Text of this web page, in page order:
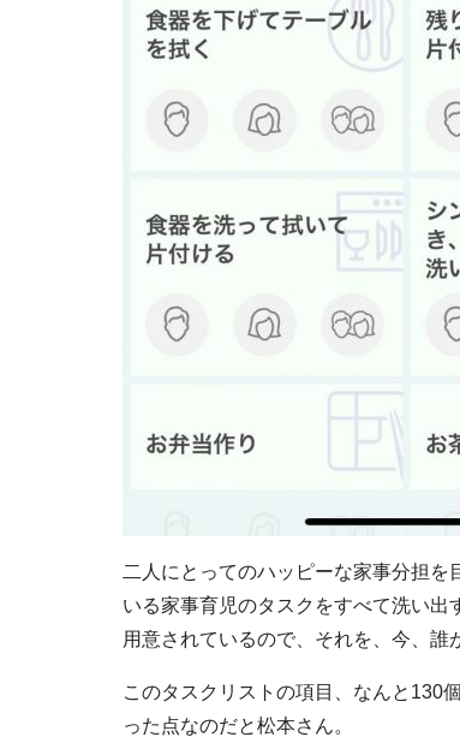
二人にとってのハッピーな家事分担
いる家事育児のタスクをすべて洗い
用意されているので、それを、今、誰
このタスクリストの項目、なんと130
った点なのだと松本さん。